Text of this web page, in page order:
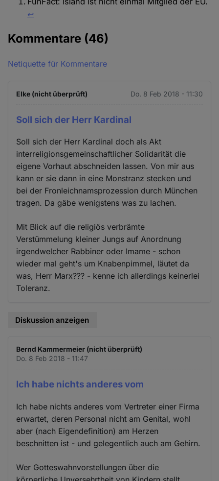
↩︎
Kommentare (46)
Netiquette für Kommentare
Elke (nicht überprüft) Do. 8 Feb 2018 - 11:30
Soll sich der Herr Kardinal
Soll sich der Herr Kardinal doch als Akt
interreligionsgemeinschaftlicher Solidarität die
eigene Vorhaut abschneiden lassen. Von mir aus
kann er sie dann in eine Monstranz stecken und
bei der Fronleichnamsprozession durch München
tragen. Da gäbe wenigstens was zu lachen.
Mit Blick auf die religiös verbrämte
Verstümmelung kleiner Jungs auf Anordnung
irgendwelcher Rabbiner oder Imame - schon
wieder mal geht's um Knabenpimmel, läutet da
was, Herr Marx??? - kenne ich allerdings keinerlei
Toleranz.
Diskussion anzeigen
Bernd Kammermeier (nicht überprüft)
Do. 8 Feb 2018 - 11:47
Ich habe nichts anderes vom
Ich habe nichts anderes vom Vertreter einer Firma
erwartet, deren Personal nicht am Genital, wohl
aber (nach Eigendefinition) am Herzen
beschnitten ist - und gelegentlich auch am Gehirn.
Wer Gotteswahnvorstellungen über die